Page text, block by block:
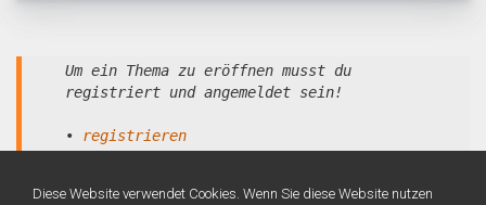
Um ein Thema zu eröffnen musst du
registriert und angemeldet sein!
• registrieren
Diese Website verwendet Cookies. Wenn Sie diese Website nutzen